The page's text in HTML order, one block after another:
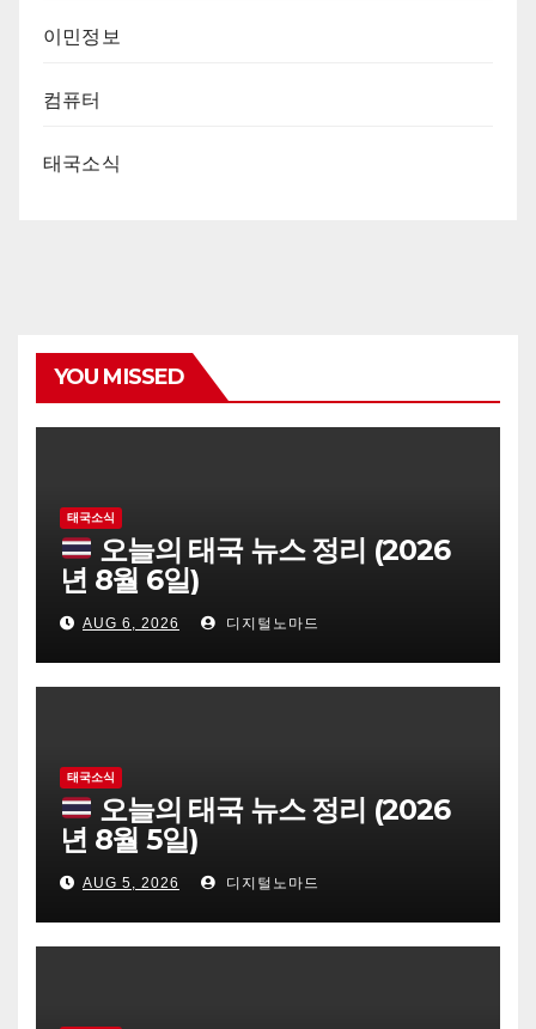
이민정보
컴퓨터
태국소식
YOU MISSED
태국소식
오늘의 태국 뉴스 정리 (2026
년 8월 6일)
AUG 6, 2026 디지털노마드
태국소식
오늘의 태국 뉴스 정리 (2026
년 8월 5일)
AUG 5, 2026 디지털노마드